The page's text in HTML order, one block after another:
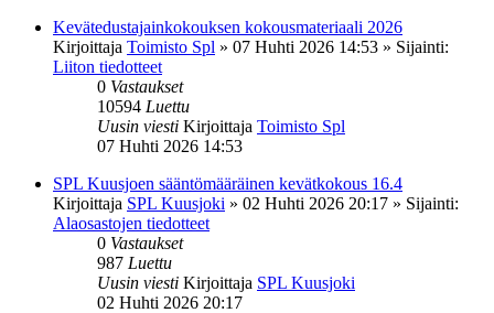
Kevätedustajainkokouksen kokousmateriaali 2026
Kirjoittaja Toimisto Spl » 07 Huhti 2026 14:53 » Sijainti:
Liiton tiedotteet
0 Vastaukset
10594 Luettu
Uusin viesti Kirjoittaja Toimisto Spl
07 Huhti 2026 14:53
SPL Kuusjoen sääntömääräinen kevätkokous 16.4
Kirjoittaja SPL Kuusjoki » 02 Huhti 2026 20:17 » Sijainti:
Alaosastojen tiedotteet
0 Vastaukset
987 Luettu
Uusin viesti Kirjoittaja SPL Kuusjoki
02 Huhti 2026 20:17